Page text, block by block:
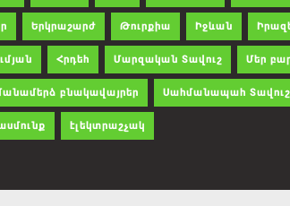
Երկրաշարժ Թուրքիա Իջևան
Հրդեհ Մարզական Տավուշ Մեր
բնակավայրեր Սահմանապահ Տավուշ
էլեկտրաշչակ